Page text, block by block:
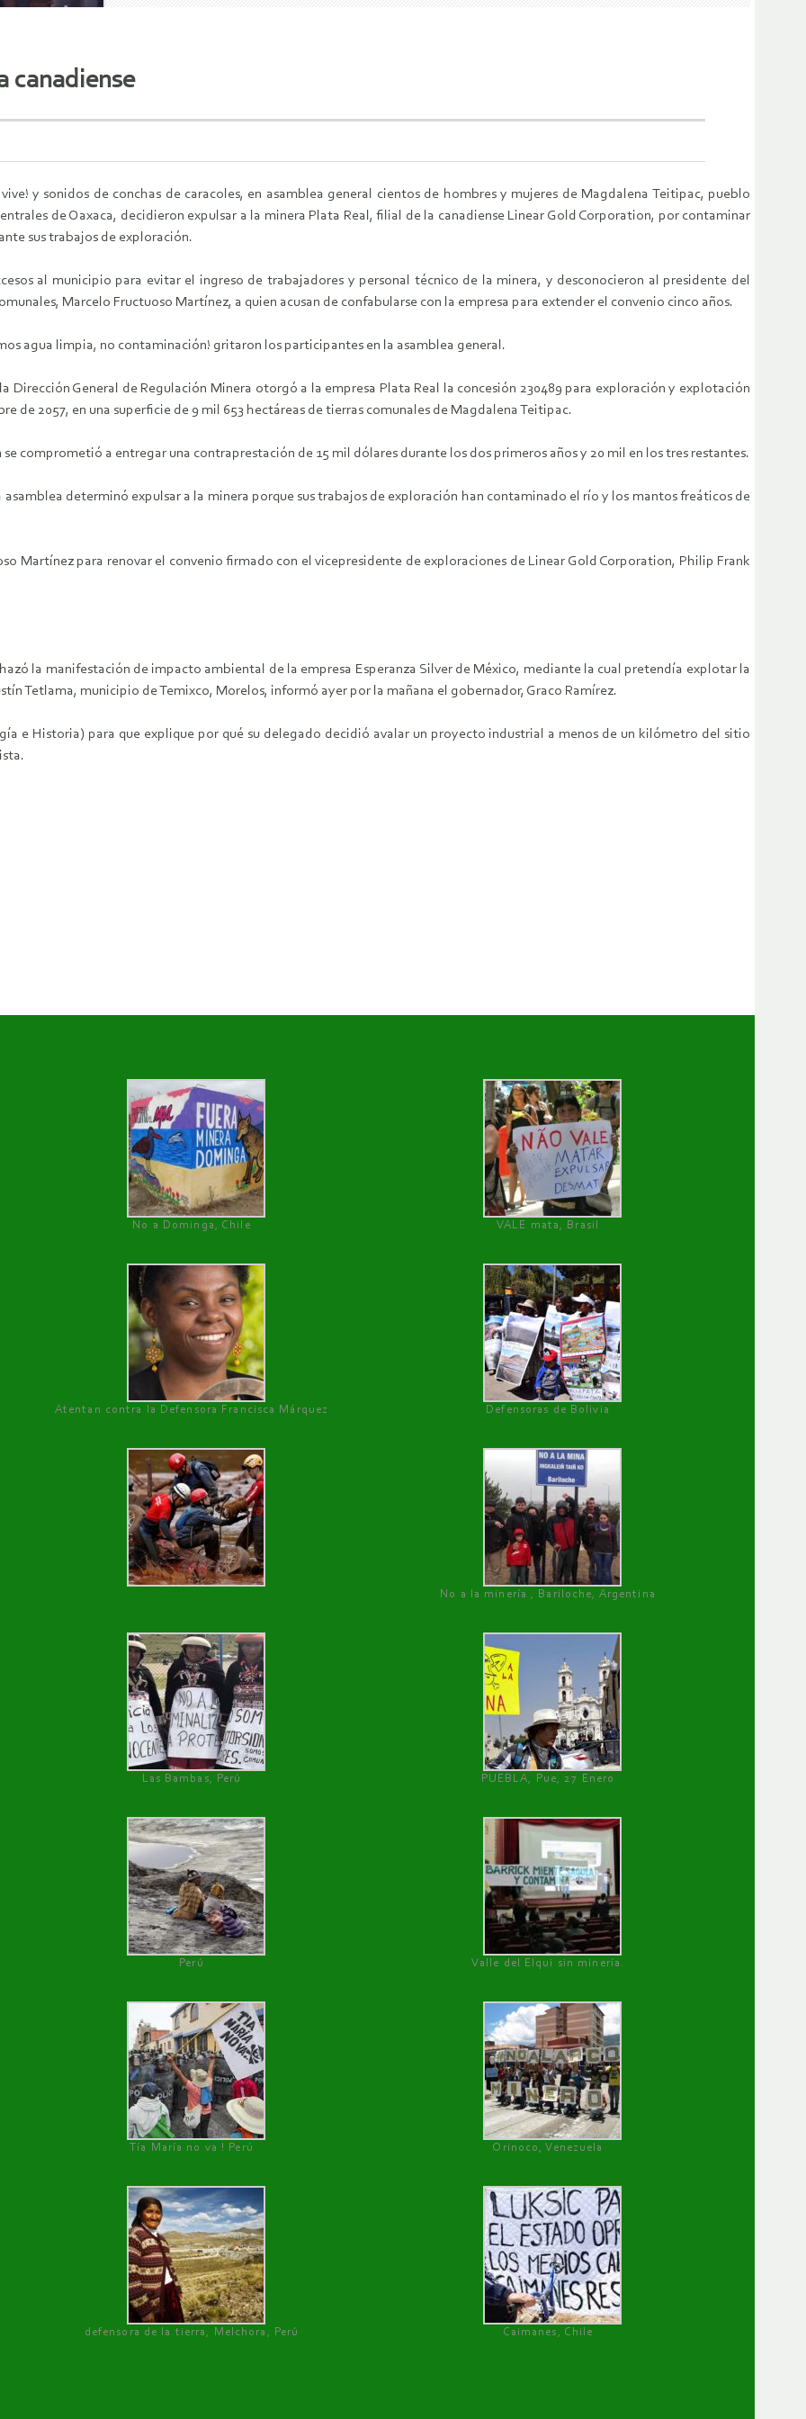
canadiense
y sonidos de conchas de caracoles, en asamblea general cientos de hombres y mujeres de Magdalena Teitipac, pueblo
de Oaxaca, decidieron expulsar a la minera Plata Real, filial de la canadiense Linear Gold Corporation, por contaminar
sus trabajos de exploración.
al municipio para evitar el ingreso de trabajadores y personal técnico de la minera, y desconocieron al presidente del
Marcelo Fructuoso Martínez, a quien acusan de confabularse con la empresa para extender el convenio cinco años.
agua limpia, no contaminación! gritaron los participantes en la asamblea general.
Dirección General de Regulación Minera otorgó a la empresa Plata Real la concesión 230489 para exploración y explotación
de 2057, en una superficie de 9 mil 653 hectáreas de tierras comunales de Magdalena Teitipac.
comprometió a entregar una contraprestación de 15 mil dólares durante los dos primeros años y 20 mil en los tres restantes.
determinó expulsar a la minera porque sus trabajos de exploración han contaminado el río y los mantos freáticos de
Martínez para renovar el convenio firmado con el vicepresidente de exploraciones de Linear Gold Corporation, Philip Frank
la manifestación de impacto ambiental de la empresa Esperanza Silver de México, mediante la cual pretendía explotar la
Tetlama, municipio de Temixco, Morelos, informó ayer por la mañana el gobernador, Graco Ramírez.
e Historia) para que explique por qué su delegado decidió avalar un proyecto industrial a menos de un kilómetro del sitio
No a Dominga, Chile
VALE mata, Brasil
Atentan contra la Defensora Francisca Márquez Defensoras de Bolivia
No a la minería , Bariloche, Argentina
Las Bambas, Perú PUEBLA, Pue, 27 Enero
Perú Valle del Elqui sin minería.
Tía María no va ! Perú Orinoco, Venezuela
defensora de la tierra, Melchora, Perú Caimanes, Chile